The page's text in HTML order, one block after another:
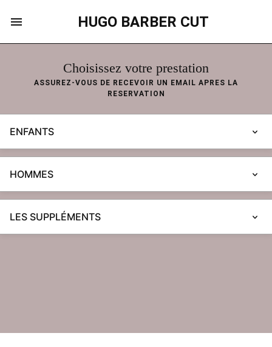
HUGO BARBER CUT
Choisissez votre prestation
ASSUREZ-VOUS DE RECEVOIR UN EMAIL APRES LA
RESERVATION
ENFANTS
HOMMES
LES SUPPLÉMENTS